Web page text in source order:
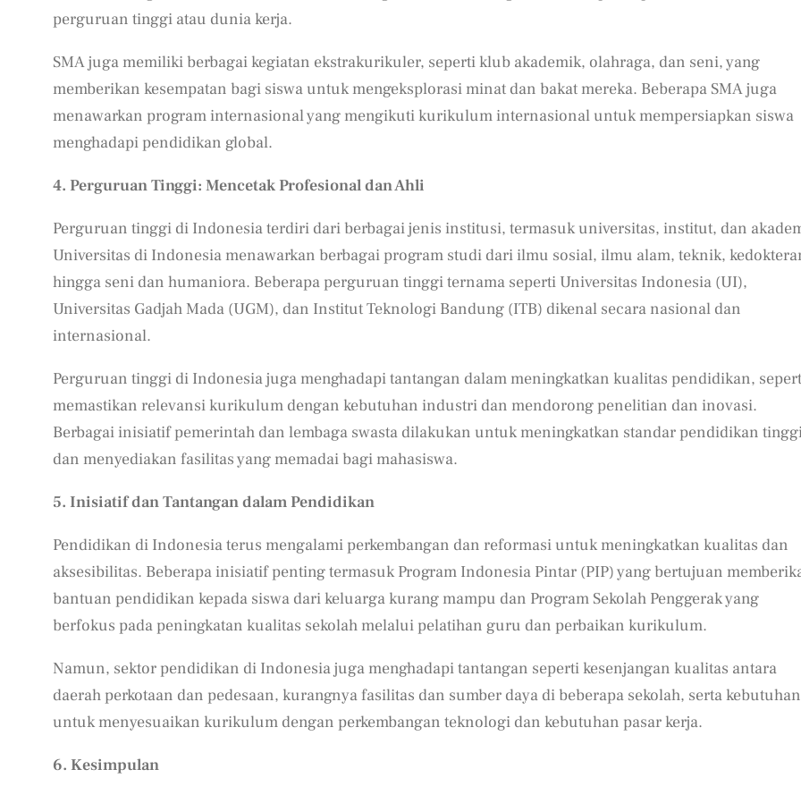
perguruan tinggi atau dunia kerja.
SMA juga memiliki berbagai kegiatan ekstrakurikuler, seperti klub akademik, olahraga, dan seni, yang
memberikan kesempatan bagi siswa untuk mengeksplorasi minat dan bakat mereka. Beberapa SMA juga
menawarkan program internasional yang mengikuti kurikulum internasional untuk mempersiapkan siswa
menghadapi pendidikan global.
4. Perguruan Tinggi: Mencetak Profesional dan Ahli
Perguruan tinggi di Indonesia terdiri dari berbagai jenis institusi, termasuk universitas, institut, dan
Universitas di Indonesia menawarkan berbagai program studi dari ilmu sosial, ilmu alam, teknik,
hingga seni dan humaniora. Beberapa perguruan tinggi ternama seperti Universitas Indonesia (UI),
Universitas Gadjah Mada (UGM), dan Institut Teknologi Bandung (ITB) dikenal secara nasional dan
internasional.
Perguruan tinggi di Indonesia juga menghadapi tantangan dalam meningkatkan kualitas pendidikan,
memastikan relevansi kurikulum dengan kebutuhan industri dan mendorong penelitian dan inovasi.
Berbagai inisiatif pemerintah dan lembaga swasta dilakukan untuk meningkatkan standar pendidikan
dan menyediakan fasilitas yang memadai bagi mahasiswa.
5. Inisiatif dan Tantangan dalam Pendidikan
Pendidikan di Indonesia terus mengalami perkembangan dan reformasi untuk meningkatkan kualitas dan
aksesibilitas. Beberapa inisiatif penting termasuk Program Indonesia Pintar (PIP) yang bertujuan
bantuan pendidikan kepada siswa dari keluarga kurang mampu dan Program Sekolah Penggerak yang
berfokus pada peningkatan kualitas sekolah melalui pelatihan guru dan perbaikan kurikulum.
Namun, sektor pendidikan di Indonesia juga menghadapi tantangan seperti kesenjangan kualitas antara
daerah perkotaan dan pedesaan, kurangnya fasilitas dan sumber daya di beberapa sekolah, serta kebutuhan
untuk menyesuaikan kurikulum dengan perkembangan teknologi dan kebutuhan pasar kerja.
6. Kesimpulan